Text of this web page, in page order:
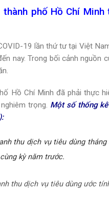
phố Hồ Chí
19 lần thứ tư tại Việt
nay. Trong bối cảnh nguồn
Hồ Chí Minh đã phải thực
trọng. Một số thống
thu dịch vụ tiêu dùng
kỳ năm trước.
thu dịch vụ tiêu dùng ước